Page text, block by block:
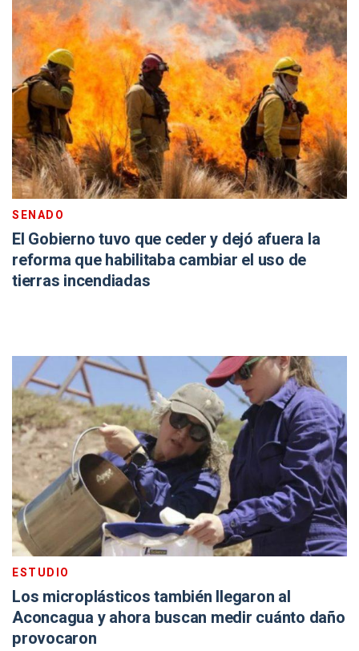
SENADO
El Gobierno tuvo que ceder y dejó afuera la
reforma que habilitaba cambiar el uso de
tierras incendiadas
ESTUDIO
Los microplásticos también llegaron al
Aconcagua y ahora buscan medir cuánto daño
provocaron